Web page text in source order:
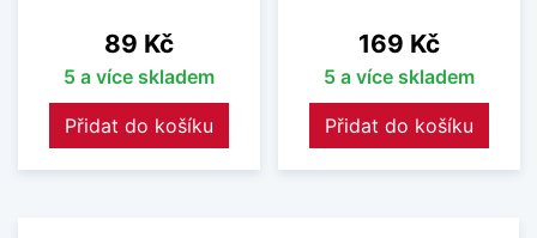
Cena
89 Kč
5 a více skladem
Přidat do košíku
Cena
169 Kč
5 a více skladem
Přidat do košíku